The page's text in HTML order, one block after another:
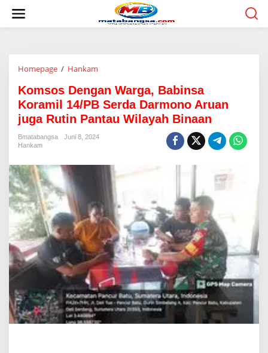
w
Homepage / Hankam
m
s
o
s
D
g
a
r
a
,
B
a
b
i
n
a
Komsos Dengan Warga, Babinsa
Koramil 14/PB Serda Darmono Aruan
juga Rutin Pantau Wilayah Binaan
Bmatabangsa
Juni 8, 2024
Hankam